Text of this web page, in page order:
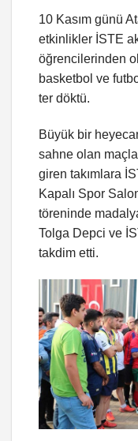
10 Kasım günü
etkinlikler İSTE
öğrencilerinden
basketbol ve
ter döktü.
Büyük bir
sahne olan
giren takımlara
Kapalı Spor
töreninde
Tolga Depci ve
takdim etti.